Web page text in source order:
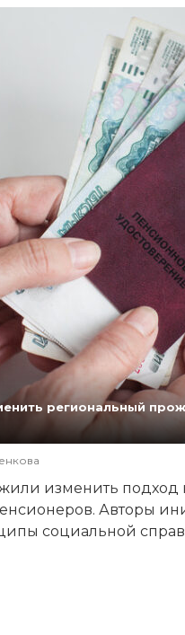
региональный
изменить подход
Авторы
социальной